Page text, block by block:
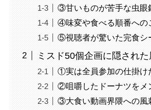
③甘いものが苦手な虫眼
④味変や食べる順番への
⑤視聴者が驚いた完食シ
ミスド50個企画に隠され
①実は全員参加の仕掛け
②咀嚼したドーナツをメ
③大食い動画界隈への風